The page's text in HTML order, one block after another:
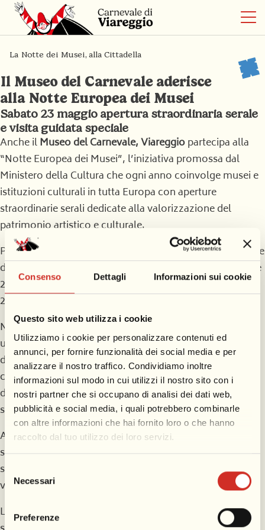
Consenso Dettagli Informazioni sui cookie
Questo sito web utilizza i cookie
Utilizziamo i cookie per personalizzare contenuti ed
annunci, per fornire funzionalità dei social media e per
analizzare il nostro traffico. Condividiamo inoltre
informazioni sul modo in cui utilizzi il nostro sito con i
nostri partner che si occupano di analisi dei dati web,
pubblicità e social media, i quali potrebbero combinarle
con altre informazioni che hai fornito loro o che hanno
raccolto dal tuo utilizzo dei loro servizi.
Selezione
delNecessari
Preferenze
La Notte dei Musei, alla Cittadella
Il Museo del Carnevale aderisce
alla Notte Europea dei Musei
Sabato 23 maggio apertura straordinaria serale
e visita guidata speciale
Anche ilMuseo del Carnevale, Viareggiopartecipa alla
“Notte Europea dei Musei”, l’iniziativa promossa dal
Ministero della Cultura che ogni anno coinvolge musei e
istituzioni culturali in tutta Europa con aperture
straordinarie serali dedicate alla valorizzazione del
patrimonio artistico e culturale.
Per l’occasione, sabato 23 maggio il Museo del Carnevale
di Viareggio aprirà eccezionalmente al pubblico dalle ore
20 alle ore 22, con ultimo ingresso consentito entro le
21:30. L’ingresso sarà gratuito.
Nel corso della serata i visitatori potranno vivere
un’esperienza immersiva all’interno degli spazi museali
della Cittadella del Carnevale, tra grandi opere di
cartapesta, maschere, bozzetti, modellini, plastici, opere
d’arte e installazioni che raccontano oltre 150 anni di
storia del Carnevale di Viareggio.
Alle ore 20:30 è inoltre in programma una visita guidata
speciale, pensata per accompagnare il pubblico alla
scoperta della storia e della tradizione carnevalesca
viareggina.
La partecipazione alla visita guidata prevede un costo